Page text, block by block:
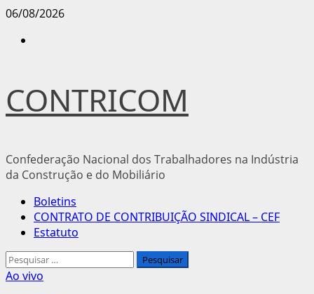
Avançar
06/08/2026
CONTRICOM
Confederação Nacional dos Trabalhadores na Indústria
da Construção e do Mobiliário
Menu
principal
Boletins
CONTRATO DE CONTRIBUIÇÃO SINDICAL – CEF
Estatuto
Pesquisar
por:
Ao vivo